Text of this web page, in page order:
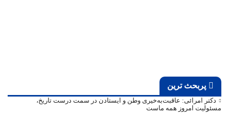
پربحث ترین
دکتر امرائی: عاقبت‌به‌خیری وطن و ایستادن در سمت درست تاریخ،
مسئولیت امروز همه ماست